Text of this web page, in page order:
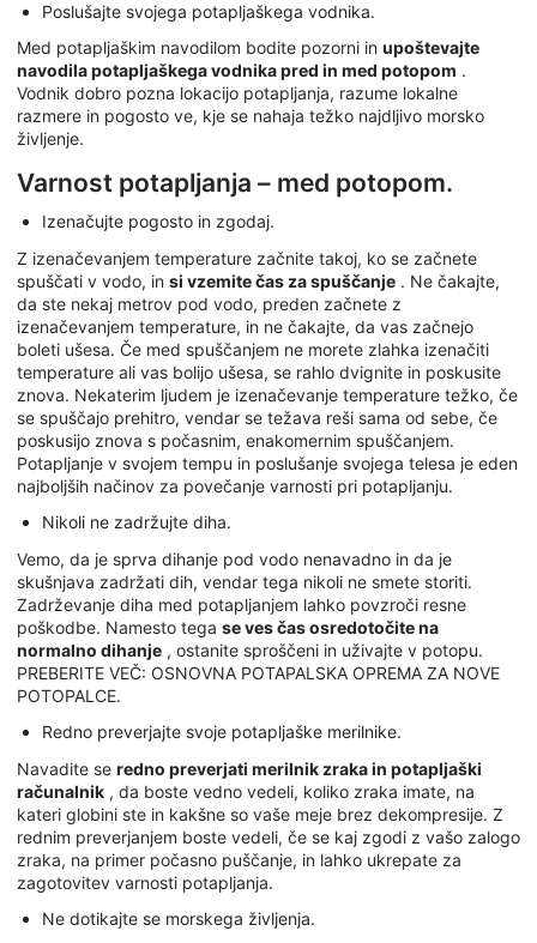
Poslušajte svojega potapljaškega vodnika.
Med potapljaškim navodilom bodite pozorni in upoštevajte
navodila potapljaškega vodnika pred in med potopom .
Vodnik dobro pozna lokacijo potapljanja, razume lokalne
razmere in pogosto ve, kje se nahaja težko najdljivo morsko
življenje.
Varnost potapljanja – med potopom.
Izenačujte pogosto in zgodaj.
Z izenačevanjem temperature začnite takoj, ko se začnete
spuščati v vodo, in si vzemite čas za spuščanje . Ne čakajte,
da ste nekaj metrov pod vodo, preden začnete z
izenačevanjem temperature, in ne čakajte, da vas začnejo
boleti ušesa. Če med spuščanjem ne morete zlahka izenačiti
temperature ali vas bolijo ušesa, se rahlo dvignite in poskusite
znova. Nekaterim ljudem je izenačevanje temperature težko, če
se spuščajo prehitro, vendar se težava reši sama od sebe, če
poskusijo znova s počasnim, enakomernim spuščanjem.
Potapljanje v svojem tempu in poslušanje svojega telesa je eden
najboljših načinov za povečanje varnosti pri potapljanju.
Nikoli ne zadržujte diha.
Vemo, da je sprva dihanje pod vodo nenavadno in da je
skušnjava zadržati dih, vendar tega nikoli ne smete storiti.
Zadrževanje diha med potapljanjem lahko povzroči resne
poškodbe. Namesto tega se ves čas osredotočite na
normalno dihanje , ostanite sproščeni in uživajte v potopu.
PREBERITE VEČ: OSNOVNA POTAPALSKA OPREMA ZA NOVE
POTOPALCE.
Redno preverjajte svoje potapljaške merilnike.
Navadite se redno preverjati merilnik zraka in potapljaški
računalnik , da boste vedno vedeli, koliko zraka imate, na
kateri globini ste in kakšne so vaše meje brez dekompresije. Z
rednim preverjanjem boste vedeli, če se kaj zgodi z vašo zalogo
zraka, na primer počasno puščanje, in lahko ukrepate za
zagotovitev varnosti potapljanja.
Ne dotikajte se morskega življenja.